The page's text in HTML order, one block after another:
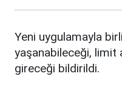
Yeni uygulamayla
yaşanabileceği, limit
gireceği bildirildi.